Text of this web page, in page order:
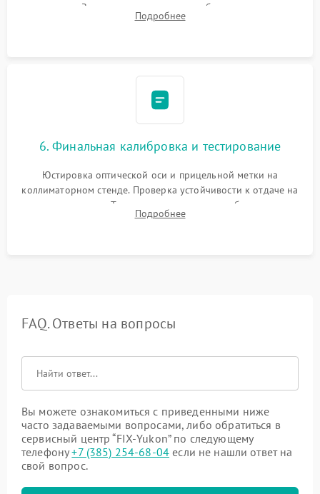
смазки. Заполнение внутреннего объема прицела
осушенным азотом для предотвращения запотевания оптики
Подробнее
6. Финальная калибровка и тестирование
Юстировка оптической оси и прицельной метки на
коллиматорном стенде. Проверка устойчивости к отдаче на
ударном стенде. Тестирование качества изображения в
темноте, дальности обнаружения и корректной работы всех
Подробнее
FAQ. Ответы на вопросы
Вы можете ознакомиться с приведенными ниже
часто задаваемыми вопросами, либо обратиться в
сервисный центр “FIX-Yukon” по следующему
телефону+7 (385) 254-68-04 если не нашли ответ на
свой вопрос.